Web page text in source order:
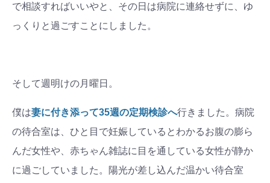
で相談すればいいやと、その日は病院に連絡せずに、ゆ
っくりと過ごすことにしました。
そして週明けの月曜日。
僕は妻に付き添って35週の定期検診へ行きました。病院
の待合室は、ひと目で妊娠しているとわかるお腹の膨ら
んだ女性や、赤ちゃん雑誌に目を通している女性が静か
に過ごしていました。陽光が差し込んだ温かい待合室